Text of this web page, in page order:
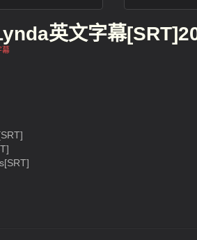
英文字幕
幕